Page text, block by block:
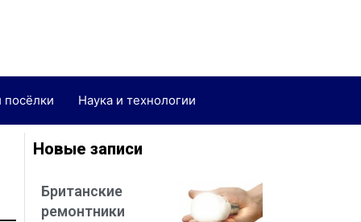
посёлки Наука и технологии
Новые записи
Британские
ремонтники